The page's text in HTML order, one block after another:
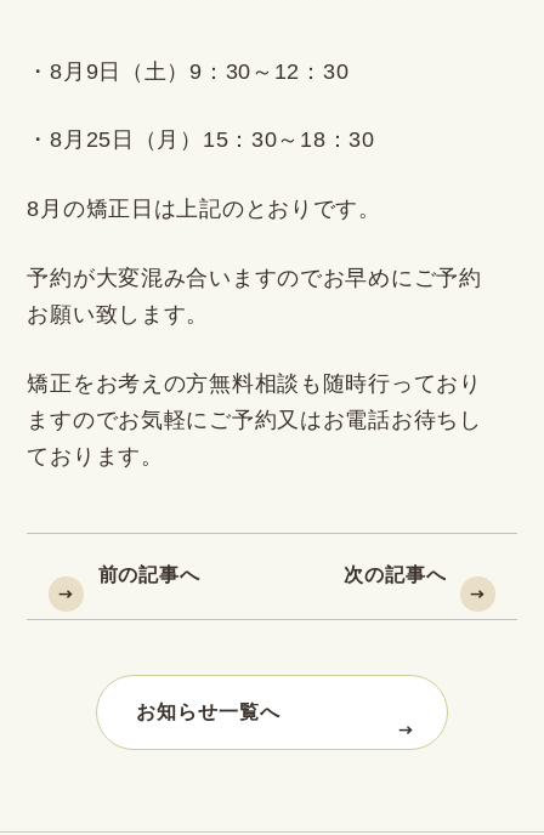
・8月9日（土）9：30～12：30
・8月25日（月）15：30～18：30
8月の矯正日は上記のとおりです。
予約が大変混み合いますのでお早めにご予約
お願い致します。
矯正をお考えの方無料相談も随時行っており
ますのでお気軽にご予約又はお電話お待ちし
ております。
前の記事へ 次の記事へ
お知らせ一覧へ